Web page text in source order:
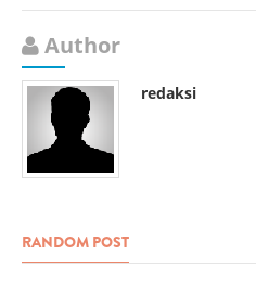
Author
redaksi
RANDOM POST